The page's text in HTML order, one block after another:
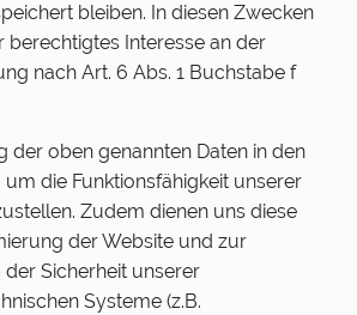
bleiben. In diesen Zwecken
berechtigtes Interesse an der
nach Art. 6 Abs. 1 Buchstabe f
der oben genannten Daten in den
die Funktionsfähigkeit unserer
Zudem dienen uns diese
der Website und zur
Sicherheit unserer
Systeme (z.B.